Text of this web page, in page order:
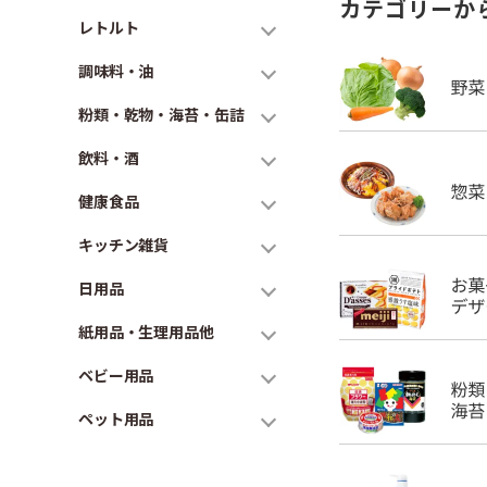
レトルト
調味料・油
粉類・乾物・海苔・缶詰
飲料・酒
健康食品
キッチン雑貨
日用品
紙用品・生理用品他
ベビー用品
ペット用品
カテゴリーか